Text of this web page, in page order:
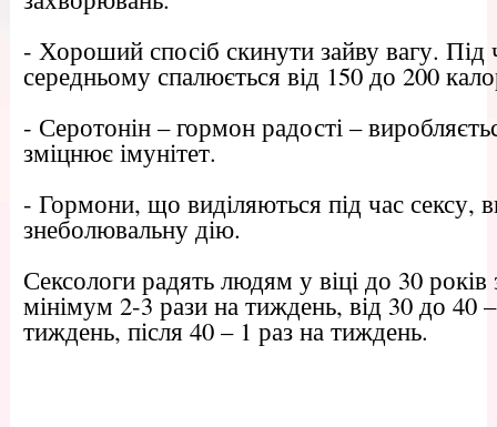
- Хороший спосіб скинути зайву вагу. Під
середньому спалюється від 150 до 200
- Серотонін – гормон радості –
зміцнює імунітет.
- Гормони, що виділяються під час сексу,
знеболювальну дію.
Сексологи радять людям у віці до 30 років
мінімум 2-3 рази на тиждень, від 30 до 40
тиждень, після 40 – 1 раз на тиждень.